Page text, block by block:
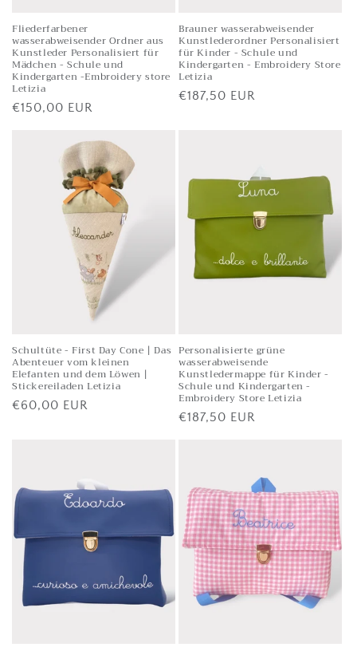
Fliederfarbener
wasserabweisender Ordner aus
Kunstleder Personalisiert für
Mädchen - Schule und
Kindergarten -Embroidery store
Letizia
Listenpreis
€150,00 EUR
Brauner wasserabweisender
Kunstlederordner Personalisiert
für Kinder - Schule und
Kindergarten - Embroidery Store
Letizia
Listenpreis
€187,50 EUR
Schultüte - First Day Cone | Das
Abenteuer vom kleinen
Elefanten und dem Löwen |
Stickereiladen Letizia
Listenpreis
€60,00 EUR
Personalisierte grüne
wasserabweisende
Kunstledermappe für Kinder -
Schule und Kindergarten -
Embroidery Store Letizia
Listenpreis
€187,50 EUR